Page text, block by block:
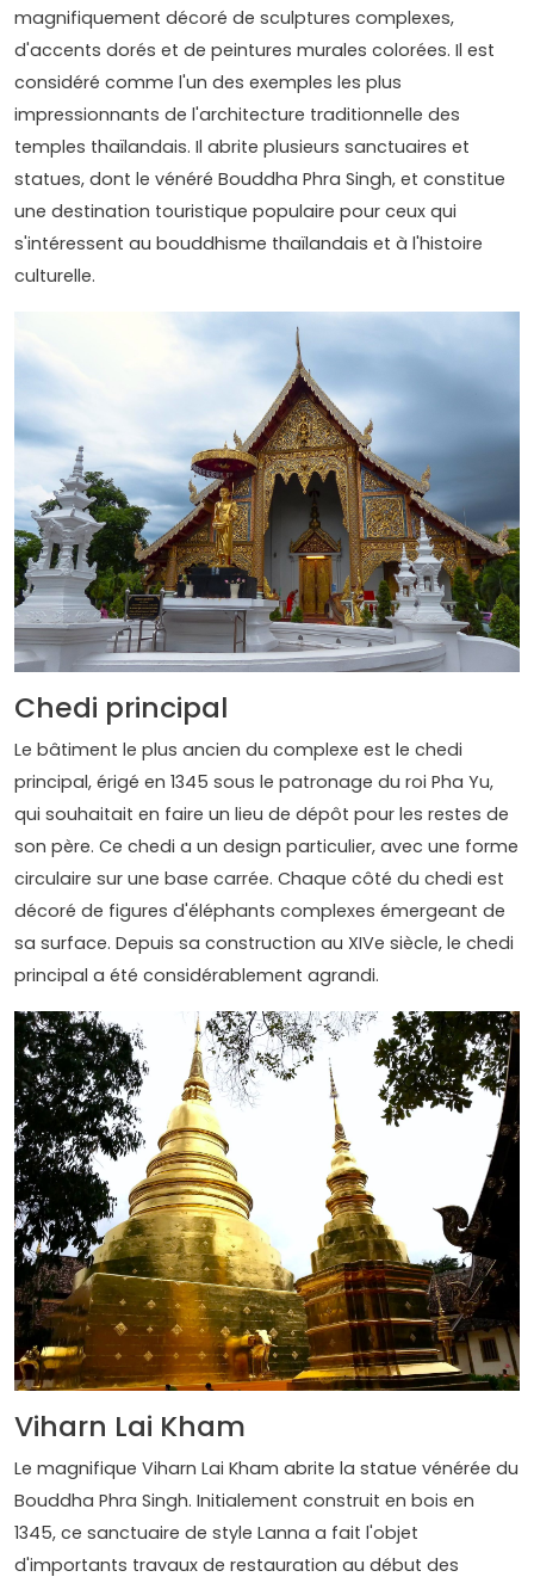
magnifiquement décoré de sculptures complexes,
d'accents dorés et de peintures murales colorées. Il est
considéré comme l'un des exemples les plus
impressionnants de l'architecture traditionnelle des
temples thaïlandais. Il abrite plusieurs sanctuaires et
statues, dont le vénéré Bouddha Phra Singh, et constitue
une destination touristique populaire pour ceux qui
s'intéressent au bouddhisme thaïlandais et à l'histoire
culturelle.
Chedi principal
Le bâtiment le plus ancien du complexe est le chedi
principal, érigé en 1345 sous le patronage du roi Pha Yu,
qui souhaitait en faire un lieu de dépôt pour les restes de
son père. Ce chedi a un design particulier, avec une forme
circulaire sur une base carrée. Chaque côté du chedi est
décoré de figures d'éléphants complexes émergeant de
sa surface. Depuis sa construction au XIVe siècle, le chedi
principal a été considérablement agrandi.
Viharn Lai Kham
Le magnifique Viharn Lai Kham abrite la statue vénérée du
Bouddha Phra Singh. Initialement construit en bois en
1345, ce sanctuaire de style Lanna a fait l'objet
d'importants travaux de restauration au début des